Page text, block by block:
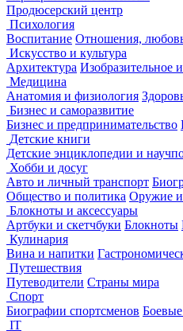
Продюсерский центр
Психология
Воспитание Отношения,
Искусство и культура
Архитектура Изобразительное
Медицина
Анатомия и физиология
Бизнес и саморазвитие
Бизнес и предпринимательство
Детские книги
Детские энциклопедии и
Хобби и досуг
Авто и личный транспорт
Общество и политика Оружие и
Блокноты и аксессуары
Артбуки и скетчбуки Блокноты
Кулинария
Вина и напитки
Путешествия
Путеводители Страны мира
Спорт
Биографии спортсменов
IT